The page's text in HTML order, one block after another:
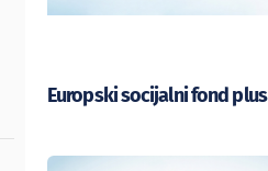
Europski socijalni fond plus